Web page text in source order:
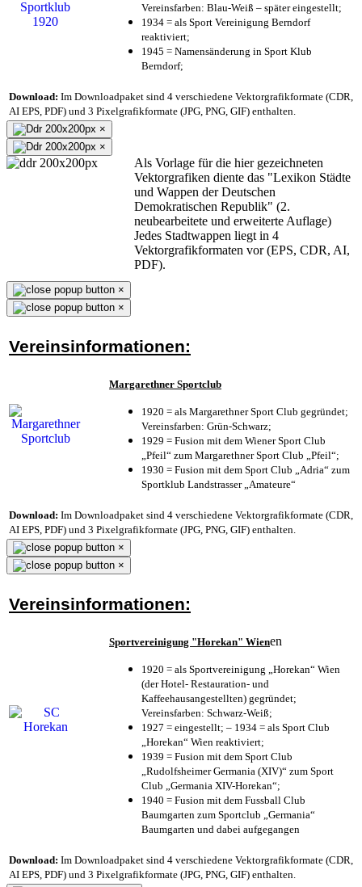
Vereinsfarben: Blau-Weiß – später eingestellt;
1934 = als Sport Vereinigung Berndorf
reaktiviert;
1945 = Namensänderung in Sport Klub
Berndorf;
Download: Im Downloadpaket sind 4 verschiedene Vektorgrafikformate (CDR,
AI EPS, PDF) und 3 Pixelgrafikformate (JPG, PNG, GIF) enthalten.
×
×
Als Vorlage für die hier gezeichneten
Vektorgrafiken diente das "Lexikon Städte
und Wappen der Deutschen
Demokratischen Republik" (2.
neubearbeitete und erweiterte Auflage)
Jedes Stadtwappen liegt in 4
Vektorgrafikformaten vor (EPS, CDR, AI,
PDF).
×
×
Vereinsinformationen:
Margarethner Sportclub
1920 = als Margarethner Sport Club gegründet;
Vereinsfarben: Grün-Schwarz;
1929 = Fusion mit dem Wiener Sport Club
„Pfeil“ zum Margarethner Sport Club „Pfeil“;
1930 = Fusion mit dem Sport Club „Adria“ zum
Sportklub Landstrasser „Amateure“
Download: Im Downloadpaket sind 4 verschiedene Vektorgrafikformate (CDR,
AI EPS, PDF) und 3 Pixelgrafikformate (JPG, PNG, GIF) enthalten.
×
×
Vereinsinformationen:
Sportvereinigung "Horekan" Wienen
1920 = als Sportvereinigung „Horekan“ Wien
(der Hotel- Restauration- und
Kaffeehausangestellten) gegründet;
Vereinsfarben: Schwarz-Weiß;
1927 = eingestellt; – 1934 = als Sport Club
„Horekan“ Wien reaktiviert;
1939 = Fusion mit dem Sport Club
„Rudolfsheimer Germania (XIV)“ zum Sport
Club „Germania XIV-Horekan“;
1940 = Fusion mit dem Fussball Club
Baumgarten zum Sportclub „Germania“
Baumgarten und dabei aufgegangen
Download: Im Downloadpaket sind 4 verschiedene Vektorgrafikformate (CDR,
AI EPS, PDF) und 3 Pixelgrafikformate (JPG, PNG, GIF) enthalten.